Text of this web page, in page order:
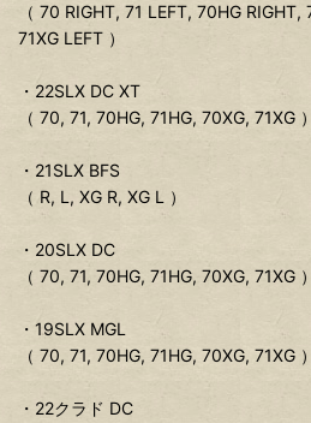
（ 70 RIGHT, 71 LEFT, 70HG
71XG LEFT ）
・22SLX DC XT
（ 70, 71, 70HG, 71HG, 70XG, 71XG ）
・21SLX BFS
（ R, L, XG R, XG L ）
・20SLX DC
（ 70, 71, 70HG, 71HG, 70XG, 71XG ）
・19SLX MGL
（ 70, 71, 70HG, 71HG, 70XG, 71XG ）
・22クラド DC